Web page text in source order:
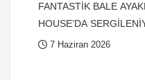
FANTASTİK BALE
HOUSE’DA
7 Haziran 2026